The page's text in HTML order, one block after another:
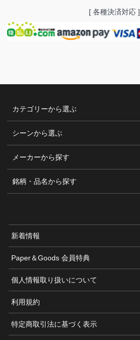
[ 各種決済対応 ]
カテゴリーから選ぶ
シーンから選ぶ
メーカーから探す
銘柄・品名から探す
新着情報
Paper＆Goods 会員特典
個人情報取り扱いについて
利用規約
特定商取引法に基づく表示